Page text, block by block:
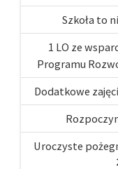
Szkoła to
1 LO ze
Programu
Dodatkowe
Uroczyste